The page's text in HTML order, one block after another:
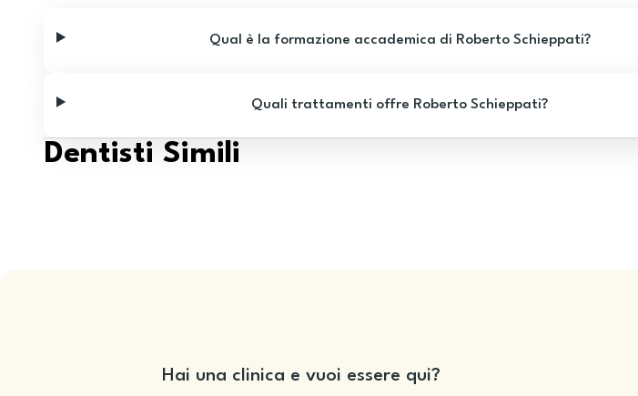
Qual è la formazione accademica di Roberto Schieppati?
Quali trattamenti offre Roberto Schieppati?
Dentisti Simili
Hai una clinica e vuoi essere qui?